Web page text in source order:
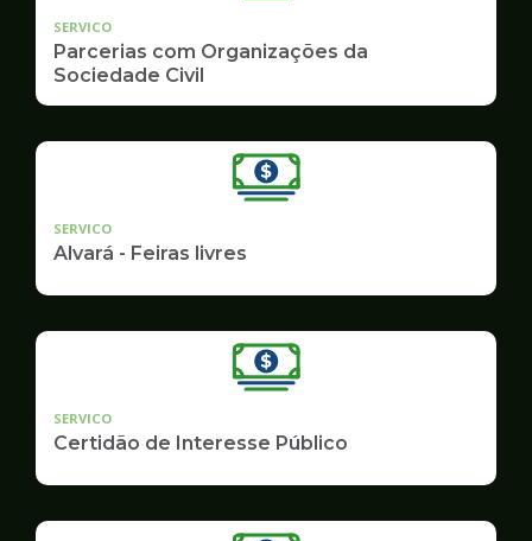
SERVICO
Parcerias com Organizações da
Sociedade Civil
SERVICO
Alvará - Feiras livres
SERVICO
Certidão de Interesse Público